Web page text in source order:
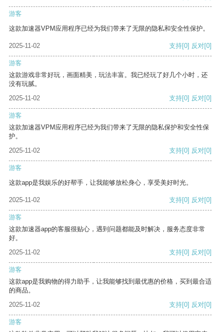
游客
这款加速器VPM应用程序已经为我们带来了无限的隐私和安全性保护。
2025-11-02 支持[0] 反对[0]
游客
这款游戏非常好玩，画面精美，玩法丰富。我已经玩了好几个小时，还
没有玩腻。
2025-11-02
支持[0] 反对[0]
游客
这款加速器VPM应用程序已经为我们带来了无限的隐私保护和安全性保
护。
2025-11-02
支持[0] 反对[0]
游客
这款app是我娱乐的好帮手，让我能够放松身心，享受美好时光。
2025-11-02 支持[0] 反对[0]
游客
这款加速器app的客服很贴心，遇到问题都能及时解决，服务态度非常
好。
2025-11-02
支持[0] 反对[0]
游客
这款app是我购物的得力助手，让我能够找到最优惠的价格，买到最合适
的商品。
2025-11-02
支持[0] 反对[0]
游客